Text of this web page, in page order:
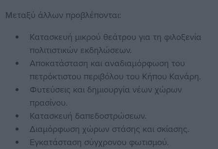
Μεταξύ άλλων προβλέπονται:
Κατασκευή μικρού θεάτρου για τη φιλοξενία
πολιτιστικών εκδηλώσεων.
Αποκατάσταση και αναδιαμόρφωση του
πετρόκτιστου περιβόλου του Κήπου Κανάρη.
Φυτεύσεις και δημιουργία νέων χώρων
πρασίνου.
Κατασκευή δαπεδοστρώσεων.
Διαμόρφωση χώρων στάσης και σκίασης.
Εγκατάσταση σύγχρονου φωτισμού.